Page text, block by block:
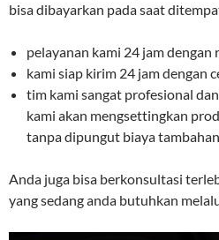
bisa dibayarkan pada saat
pelayanan kami 24 jam dengan
kami siap kirim 24 jam dengan
tim kami sangat profesional
kami akan mengsettingkan
tanpa dipungut biaya
Anda juga bisa berkonsultasi
yang sedang anda butuhkan